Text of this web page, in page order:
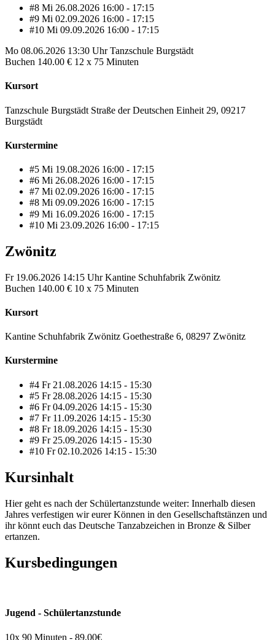
#8 Mi 26.08.2026 16:00 - 17:15
#9 Mi 02.09.2026 16:00 - 17:15
#10 Mi 09.09.2026 16:00 - 17:15
Mo 08.06.2026 13:30 Uhr Tanzschule Burgstädt
Buchen 140.00 € 12 x 75 Minuten
Kursort
Tanzschule Burgstädt Straße der Deutschen Einheit 29, 09217
Burgstädt
Kurstermine
#5 Mi 19.08.2026 16:00 - 17:15
#6 Mi 26.08.2026 16:00 - 17:15
#7 Mi 02.09.2026 16:00 - 17:15
#8 Mi 09.09.2026 16:00 - 17:15
#9 Mi 16.09.2026 16:00 - 17:15
#10 Mi 23.09.2026 16:00 - 17:15
Zwönitz
Fr 19.06.2026 14:15 Uhr Kantine Schuhfabrik Zwönitz
Buchen 140.00 € 10 x 75 Minuten
Kursort
Kantine Schuhfabrik Zwönitz Goethestraße 6, 08297 Zwönitz
Kurstermine
#4 Fr 21.08.2026 14:15 - 15:30
#5 Fr 28.08.2026 14:15 - 15:30
#6 Fr 04.09.2026 14:15 - 15:30
#7 Fr 11.09.2026 14:15 - 15:30
#8 Fr 18.09.2026 14:15 - 15:30
#9 Fr 25.09.2026 14:15 - 15:30
#10 Fr 02.10.2026 14:15 - 15:30
Kursinhalt
Hier geht es nach der Schülertanzstunde weiter: Innerhalb diesen
Jahres verfestigen wir eurer Können in den Gesellschaftstänzen und
ihr könnt euch das Deutsche Tanzabzeichen in Bronze & Silber
ertanzen.
Kursbedingungen
Jugend - Schülertanzstunde
10x 90 Minuten - 89,00€